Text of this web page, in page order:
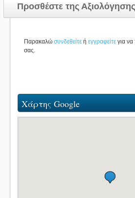
Προσθέστε της
Παρακαλώ συνδεθείτε ή εγγραφείτε για να
σας.
Χάρτης Google